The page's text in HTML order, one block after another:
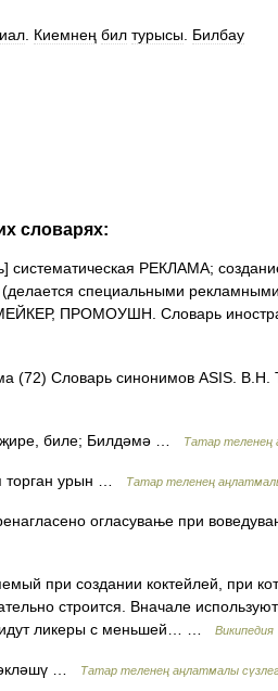
Киемнең бил турысы Билбау
словарях:
систематическая РЕКЛАМА;
(делается специальными
ПРОМОУШН. Словарь
(72) Словарь синонимов ASIS.
җире, биле; Билдәмә … Татар теленең
торган урын … Татар теленең
огласување при
при создании коктейлей, при
строится. Вначале
идут ликеры с меньшей… …
Википедия
… Татар теленең аңлатмалы